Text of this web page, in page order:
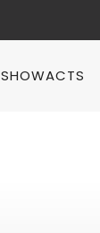
SHOWACTS